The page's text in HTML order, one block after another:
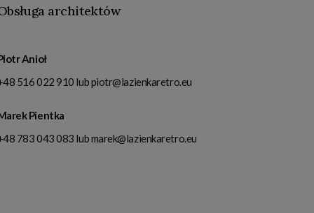
architektów
Anioł
516 022 910 lubpiotr@lazienkaretro.eu
Pientka
783 043 083 lubmarek@lazienkaretro.eu